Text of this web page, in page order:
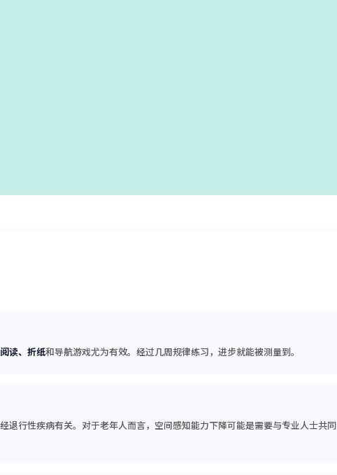
读、折纸和导航游戏尤为有效。经过几周规律练习，进步就能被测量到。
行性疾病有关。对于老年人而言，空间感知能力下降可能是需要与专业人士共同